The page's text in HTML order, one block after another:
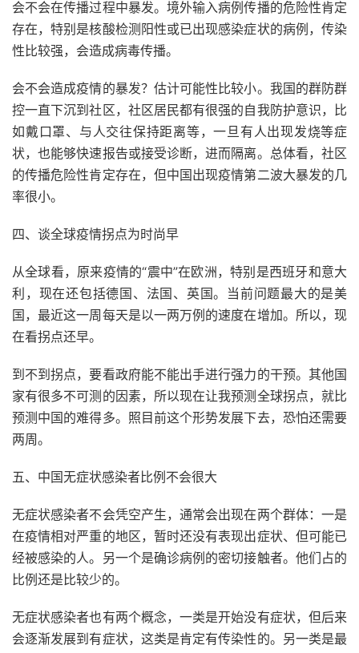
会不会在传播过程中暴发。境外输入病例传播的危险性肯定
存在，特别是核酸检测阳性或已出现感染症状的病例，传染
性比较强，会造成病毒传播。
会不会造成疫情的暴发？估计可能性比较小。我国的群防群
控一直下沉到社区，社区居民都有很强的自我防护意识，比
如戴口罩、与人交往保持距离等，一旦有人出现发烧等症
状，也能够快速报告或接受诊断，进而隔离。总体看，社区
的传播危险性肯定存在，但中国出现疫情第二波大暴发的几
率很小。
四、谈全球疫情拐点为时尚早
从全球看，原来疫情的“震中”在欧洲，特别是西班牙和意大
利，现在还包括德国、法国、英国。当前问题最大的是美
国，最近这一周每天是以一两万例的速度在增加。所以，现
在看拐点还早。
到不到拐点，要看政府能不能出手进行强力的干预。其他国
家有很多不可测的因素，所以现在让我预测全球拐点，就比
预测中国的难得多。照目前这个形势发展下去，恐怕还需要
两周。
五、中国无症状感染者比例不会很大
无症状感染者不会凭空产生，通常会出现在两个群体：一是
在疫情相对严重的地区，暂时还没有表现出症状、但可能已
经被感染的人。另一个是确诊病例的密切接触者。他们占的
比例还是比较少的。
无症状感染者也有两个概念，一类是开始没有症状，但后来
会逐渐发展到有症状，这类是肯定有传染性的。另一类是最